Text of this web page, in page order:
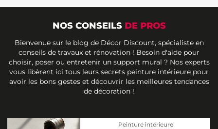
NOS CONSEILS DE PROS
Bienvenue sur le blog de Décor Discount, spécialiste en
conseils de travaux et rénovation ! Besoin d'aide pour
choisir, poser ou entretenir un support mural ? Nos experts
vous libèrent ici tous leurs secrets peinture intérieure pour
avoir les bons gestes et découvrir les meilleures tendances
de décoration !
Peinture intérieure